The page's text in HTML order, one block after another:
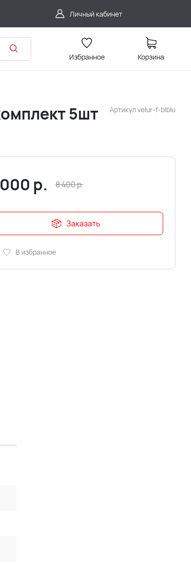
Личный кабинет
Избранное Корзина
Артикул velur-f-blblu
5шт
р. 8 400р.
Заказать
В избранное